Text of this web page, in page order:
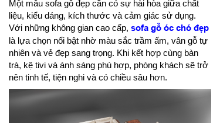
Một mẫu sofa gỗ đẹp cần có sự hài hòa giữa chất
liệu, kiểu dáng, kích thước và cảm giác sử dụng.
Với những không gian cao cấp, sofa gỗ óc chó đẹp
là lựa chọn nổi bật nhờ màu sắc trầm ấm, vân gỗ tự
nhiên và vẻ đẹp sang trọng. Khi kết hợp cùng bàn
trà, kệ tivi và ánh sáng phù hợp, phòng khách sẽ trở
nên tinh tế, tiện nghi và có chiều sâu hơn.